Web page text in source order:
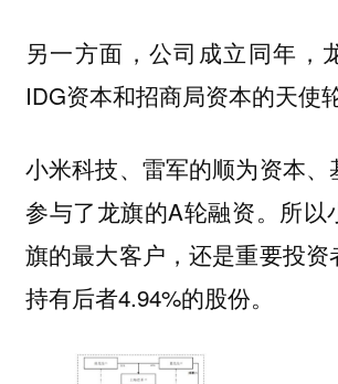
另一方面，公司成立同年，
IDG资本和招商局资本的天使
小米科技、雷军的顺为资本、
参与了龙旗的A轮融资。所以
旗的最大客户，还是重要投
持有后者4.94%的股份。